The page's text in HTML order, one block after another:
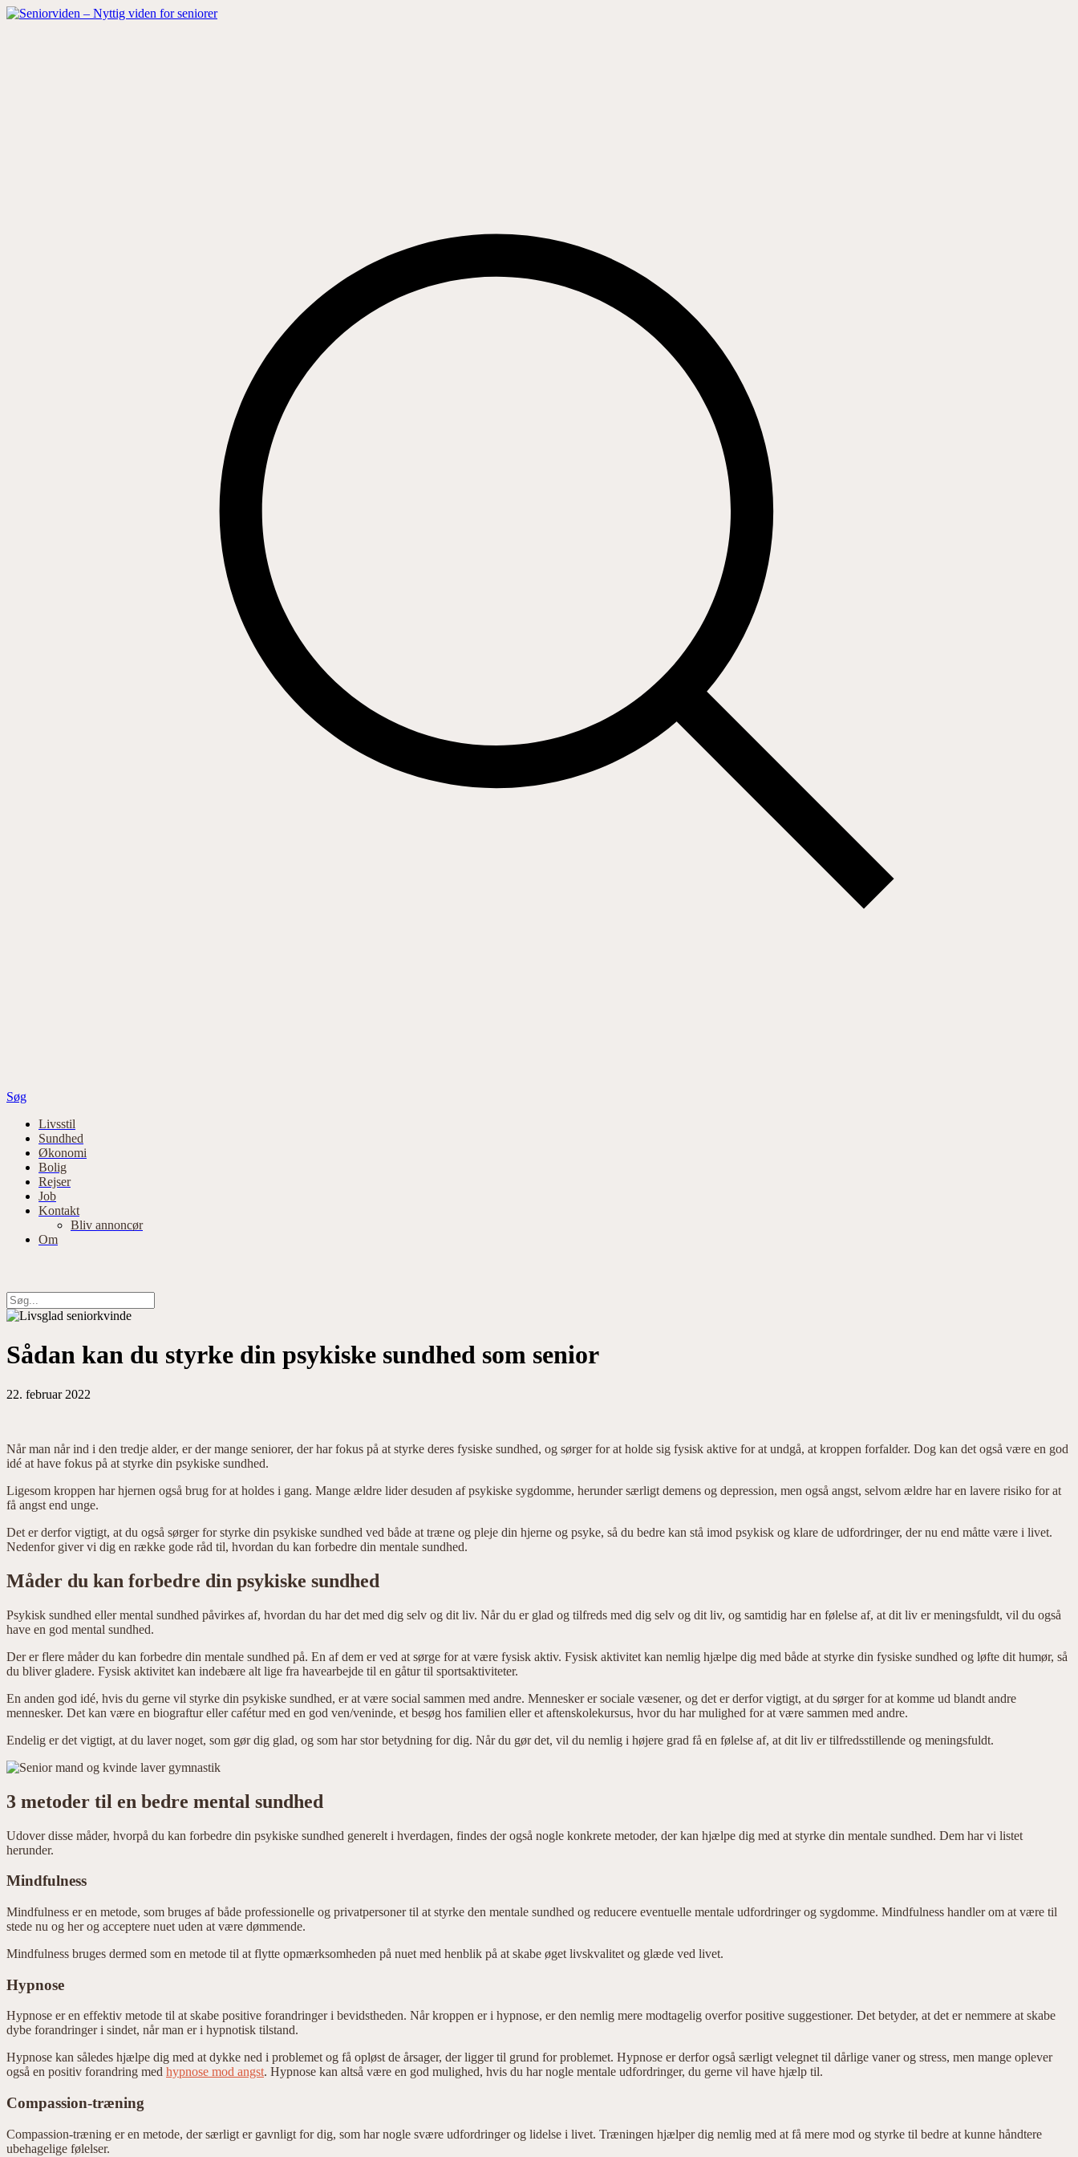
Hop
Søg
Primær
navigation
Livsstil
Sundhed
Økonomi
Bolig
Rejser
Job
Kontakt
Bliv annoncør
Om
Sådan kan du styrke din psykiske sundhed som senior
22. februar 2022
Når man når ind i den tredje alder, er der mange seniorer, der har fokus på at styrke deres fysiske sundhed, og sørger for at holde sig fysisk aktive for at undgå, at kroppen forfalder. Dog kan det også være en god
idé at have fokus på at styrke din psykiske sundhed.
Ligesom kroppen har hjernen også brug for at holdes i gang. Mange ældre lider desuden af psykiske sygdomme, herunder særligt demens og depression, men også angst, selvom ældre har en lavere risiko for at
få angst end unge.
Det er derfor vigtigt, at du også sørger for styrke din psykiske sundhed ved både at træne og pleje din hjerne og psyke, så du bedre kan stå imod psykisk og klare de udfordringer, der nu end måtte være i livet.
Nedenfor giver vi dig en række gode råd til, hvordan du kan forbedre din mentale sundhed.
Måder du kan forbedre din psykiske sundhed
Psykisk sundhed eller mental sundhed påvirkes af, hvordan du har det med dig selv og dit liv. Når du er glad og tilfreds med dig selv og dit liv, og samtidig har en følelse af, at dit liv er meningsfuldt, vil du også
have en god mental sundhed.
Der er flere måder du kan forbedre din mentale sundhed på. En af dem er ved at sørge for at være fysisk aktiv. Fysisk aktivitet kan nemlig hjælpe dig med både at styrke din fysiske sundhed og løfte dit humør, så
du bliver gladere. Fysisk aktivitet kan indebære alt lige fra havearbejde til en gåtur til sportsaktiviteter.
En anden god idé, hvis du gerne vil styrke din psykiske sundhed, er at være social sammen med andre. Mennesker er sociale væsener, og det er derfor vigtigt, at du sørger for at komme ud blandt andre
mennesker. Det kan være en biograftur eller cafétur med en god ven/veninde, et besøg hos familien eller et aftenskolekursus, hvor du har mulighed for at være sammen med andre.
Endelig er det vigtigt, at du laver noget, som gør dig glad, og som har stor betydning for dig. Når du gør det, vil du nemlig i højere grad få en følelse af, at dit liv er tilfredsstillende og meningsfuldt.
3 metoder til en bedre mental sundhed
Udover disse måder, hvorpå du kan forbedre din psykiske sundhed generelt i hverdagen, findes der også nogle konkrete metoder, der kan hjælpe dig med at styrke din mentale sundhed. Dem har vi listet
herunder.
Mindfulness
Mindfulness er en metode, som bruges af både professionelle og privatpersoner til at styrke den mentale sundhed og reducere eventuelle mentale udfordringer og sygdomme. Mindfulness handler om at være til
stede nu og her og acceptere nuet uden at være dømmende.
Mindfulness bruges dermed som en metode til at flytte opmærksomheden på nuet med henblik på at skabe øget livskvalitet og glæde ved livet.
Hypnose
Hypnose er en effektiv metode til at skabe positive forandringer i bevidstheden. Når kroppen er i hypnose, er den nemlig mere modtagelig overfor positive suggestioner. Det betyder, at det er nemmere at skabe
dybe forandringer i sindet, når man er i hypnotisk tilstand.
Hypnose kan således hjælpe dig med at dykke ned i problemet og få opløst de årsager, der ligger til grund for problemet. Hypnose er derfor også særligt velegnet til dårlige vaner og stress, men mange oplever
også en positiv forandring med hypnose mod angst. Hypnose kan altså være en god mulighed, hvis du har nogle mentale udfordringer, du gerne vil have hjælp til.
Compassion-træning
Compassion-træning er en metode, der særligt er gavnligt for dig, som har nogle svære udfordringer og lidelse i livet. Træningen hjælper dig nemlig med at få mere mod og styrke til bedre at kunne håndtere
ubehagelige følelser.